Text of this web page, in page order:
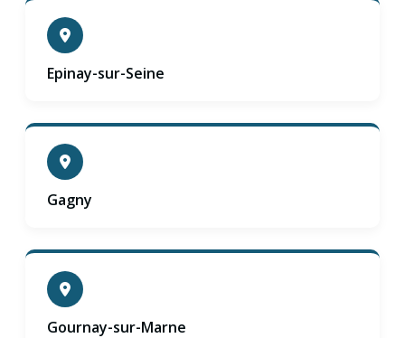
Epinay-sur-Seine
Gagny
Gournay-sur-Marne